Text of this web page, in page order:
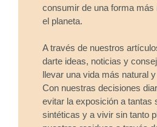
consumir de una forma más
el planeta.
A través de nuestros
darte ideas, noticias y
llevar una vida más natural
Con nuestras decisiones
evitar la exposición a tantas
sintéticas y a vivir sin tanto